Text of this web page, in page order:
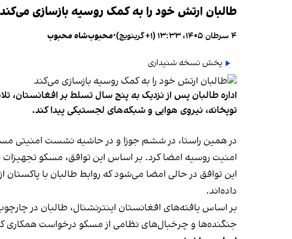
طالبان ارتش خود را به کمک روسیه بازسازی می‌کند
۴ سرطان ۱۴۰۵، ۱۳:۳۳ (‎+۱ گرینویچ) •محبوب‌شاه محبوب
پخش نسخه شنیداری
اداره طالبان پس از نزدیک به پنج سال تسلط بر افغانستان،
توپخانه، نیروی هوایی و شبکه‌های لجستیکی پیدا کند.
در همین راستا، در ششم جوزا و در حاشیه نشست امنیتی
امنیت روسیه امضا کرد. بر اساس این توافق، مسکو تجهیزات
این توافق در حالی امضا می‌شود که روابط طالبان با
داده‌اند.
بر اساس یافته‌های افغانستان اینترنشنال، طالبان در
جنگنده‌ها و چرخبال‌های نظامی از مسکو درخواست همکاری